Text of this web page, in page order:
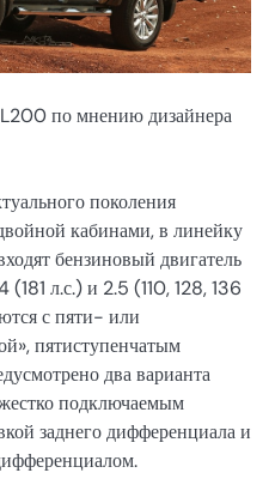
по мнению дизайнера
поколения
кабинами, в линейку
бензиновый двигатель
(181 л.с.) и 2.5 (110, 128, 136
с пяти- или
пятиступенчатым
два варианта
подключаемым
заднего дифференциала и